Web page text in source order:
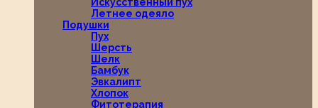
Летнее одеяло
Подушки
Пух
Шерсть
Шелк
Бамбук
Эвкалипт
Хлопок
Фитотерапия